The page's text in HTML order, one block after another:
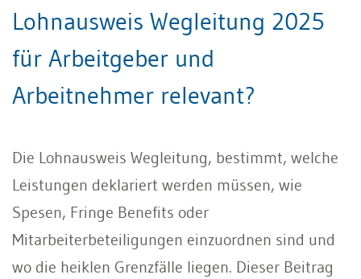
Lohnausweis Wegleitung 2025
für Arbeitgeber und
Arbeitnehmer relevant?
Die Lohnausweis Wegleitung, bestimmt, welche
Leistungen deklariert werden müssen, wie
Spesen, Fringe Benefits oder
Mitarbeiterbeteiligungen einzuordnen sind und
wo die heiklen Grenzfälle liegen. Dieser Beitrag